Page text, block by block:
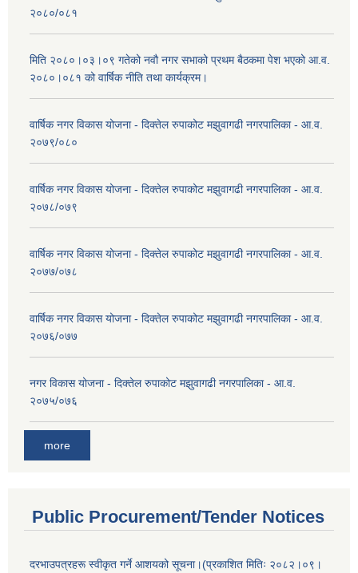
२०८०/०८१
मिति २०८०।०३।०९ गतेको नवौ नगर सभाको प्रथम बैठकमा पेश भएको आ.व.
२०८०।०८१ को वार्षिक नीति तथा कार्यक्रम।
वार्षिक नगर विकास योजना - दिक्तेल रुपाकोट मझुवागढी नगरपालिका - आ.व.
२०७९/०८०
वार्षिक नगर विकास योजना - दिक्तेल रुपाकोट मझुवागढी नगरपालिका - आ.व.
२०७८/०७९
वार्षिक नगर विकास योजना - दिक्तेल रुपाकोट मझुवागढी नगरपालिका - आ.व.
२०७७/०७८
वार्षिक नगर विकास योजना - दिक्तेल रुपाकोट मझुवागढी नगरपालिका - आ.व.
२०७६/०७७
नगर विकास योजना - दिक्तेल रुपाकोट मझुवागढी नगरपालिका - आ.व.
२०७५/०७६
more
Public Procurement/Tender Notices
दरभाउपत्रहरू स्वीकृत गर्ने आशयको सूचना।(प्रकाशित मितिः २०८२।०९।